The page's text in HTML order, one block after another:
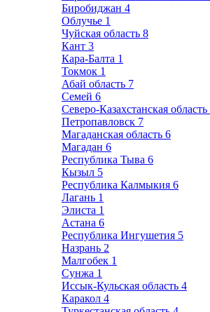
Биробиджан 4
Облучье 1
Чуйская область 8
Кант 3
Кара-Балта 1
Токмок 1
Абай область 7
Семей 6
Северо-Казахстанская область
Петропавловск 7
Магаданская область 6
Магадан 6
Республика Тыва 6
Кызыл 5
Республика Калмыкия 6
Лагань 1
Элиста 1
Астана 6
Республика Ингушетия 5
Назрань 2
Малгобек 1
Сунжа 1
Иссык-Кульская область 4
Каракол 4